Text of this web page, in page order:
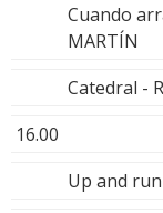
Cuando
MARTÍN
Catedral -
16.00
Up and